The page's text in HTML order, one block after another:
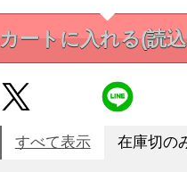
カートに入れる(読
すべて表示 在庫切の